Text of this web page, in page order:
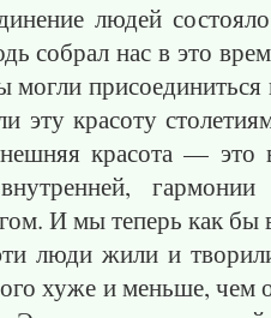
людей
собрал нас в это
присоединиться
эту красоту
красота — это
И мы теперь как бы
люди жили и
хуже и меньше, чем